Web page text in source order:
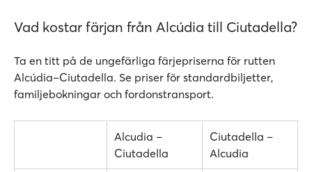
Vad kostar färjan från Alcúdia till Ciutadella?
Ta en titt på de ungefärliga färjepriserna för rutten
Alcúdia–Ciutadella. Se priser för standardbiljetter,
familjebokningar och fordonstransport.
Alcudia –
Ciutadella
Ciutadella –
Alcudia